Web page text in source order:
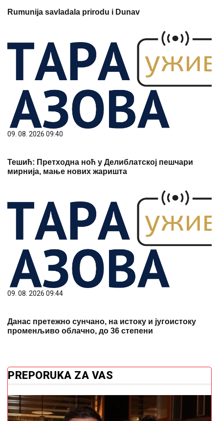
Rumunija savladala prirodu i Dunav
09. 08. 2026 09:40
Тешић: Претходна ноћ у Делиблатској пешчари
мирнија, мање нових жаришта
09. 08. 2026 09:44
Данас претежно сунчано, на истоку и југоистоку
променљиво облачно, до 36 степени
PREPORUKA ZA VAS